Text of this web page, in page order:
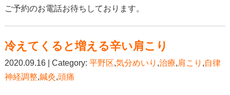
ご予約のお電話お待ちしております。
冷えてくると増える辛い肩こり
2020.09.16 | Category: 平野区,気分めいり ,治療,肩こり ,自律
神経調整,鍼灸,頭痛